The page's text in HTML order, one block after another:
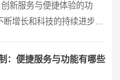
创新服务与便捷体验的功
增长和科技的持续进步，
：便捷服务与功能有哪些